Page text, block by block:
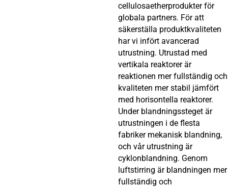
cellulosaetherprodukter för
globala partners. För att
säkerställa produktkvaliteten
har vi infört avancerad
utrustning. Utrustad med
vertikala reaktorer är
reaktionen mer fullständig och
kvaliteten mer stabil jämfört
med horisontella reaktorer.
Under blandningssteget är
utrustningen i de flesta
fabriker mekanisk blandning,
och vår utrustning är
cyklonblandning. Genom
luftstirring är blandningen mer
fullständig och